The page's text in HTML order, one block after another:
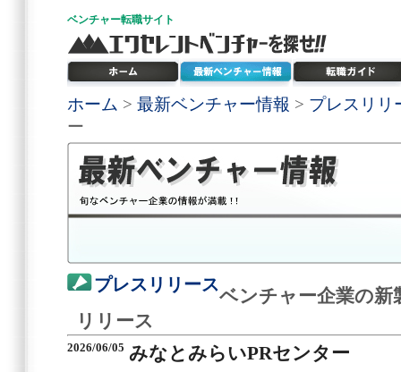
ベンチャー転職サイト
ホーム > 最新ベンチャー情報 > プレスリリ
ー
プレスリリース
ベンチャー企業の新
リリース
2026/06/05 みなとみらいPRセンター